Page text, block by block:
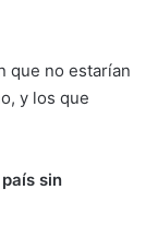
que no estarían
y los que
sin